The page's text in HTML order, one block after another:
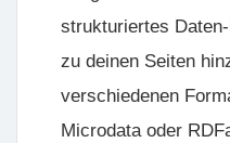
strukturiertes
zu deinen Seiten
verschiedenen
Microdata oder